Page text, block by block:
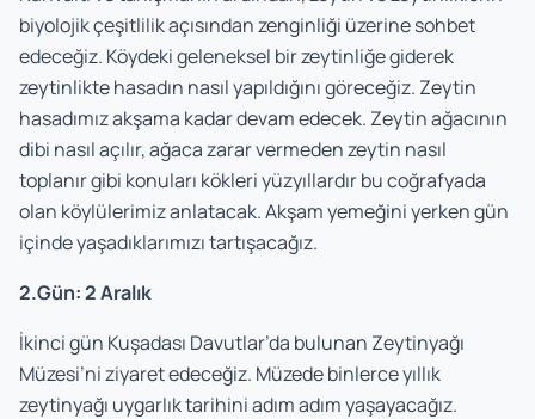
biyolojik çeşitlilik açısından zenginliği üzerine sohbet
edeceğiz. Köydeki geleneksel bir zeytinliğe giderek
zeytinlikte hasadın nasıl yapıldığını göreceğiz. Zeytin
hasadımız akşama kadar devam edecek. Zeytin ağacının
dibi nasıl açılır, ağaca zarar vermeden zeytin nasıl
toplanır gibi konuları kökleri yüzyıllardır bu coğrafyada
olan köylülerimiz anlatacak. Akşam yemeğini yerken gün
içinde yaşadıklarımızı tartışacağız.
2.Gün: 2 Aralık
İkinci gün Kuşadası Davutlar’da bulunan Zeytinyağı
Müzesi’ni ziyaret edeceğiz. Müzede binlerce yıllık
zeytinyağı uygarlık tarihini adım adım yaşayacağız.